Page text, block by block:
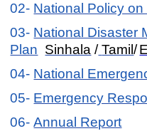
02- National Policy
03- National Disaster
Plan Sinhala / Tamil/
04- National
05- Emergency
06-Annual Report